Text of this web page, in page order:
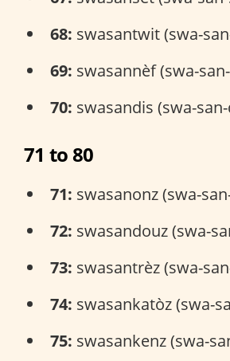
68: swasantwit (swa-
69: swasannèf (swa-
70: swasandis (swa-
71 to 80
71: swasanonz (swa-
72: swasandouz (swa-
73: swasantrèz (swa-
74: swasankatòz (swa-
75: swasankenz (swa-